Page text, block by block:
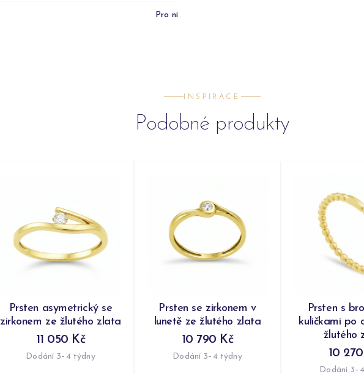
Pro ni
INSPIRACE
Podobné produkty
Prsten asymetrický se
zirkonem ze žlutého zlata
11 050 Kč
Dodání 3–4 týdny
Prsten se zirkonem v
lunetě ze žlutého zlata
10 790 Kč
Dodání 3–4 týdny
Prsten s
kuličkami po
žlutého
10
Dodání